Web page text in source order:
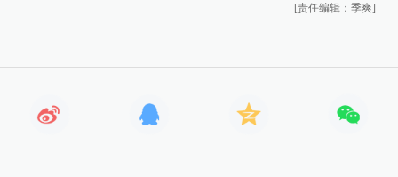
[责任编辑：季爽]